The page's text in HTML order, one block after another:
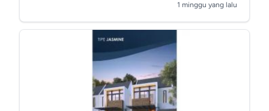
1 minggu yang lalu